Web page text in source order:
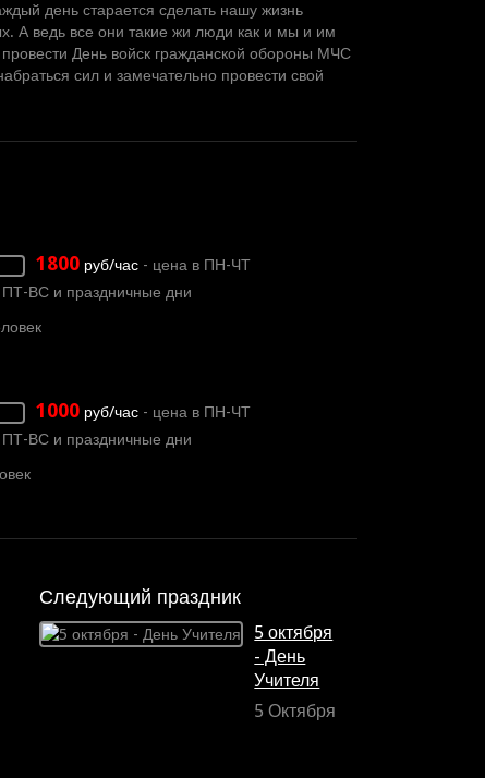
день старается сделать нашу жизнь
А ведь все они такие жи люди как и мы и им
День войск гражданской обороны МЧС
сил и замечательно провести свой
1800 руб/час - цена в ПН-ЧТ
ПТ-ВС и праздничные дни
1000 руб/час - цена в ПН-ЧТ
ПТ-ВС и праздничные дни
Следующий праздник
5 октября
- День
Учителя
5 Октября